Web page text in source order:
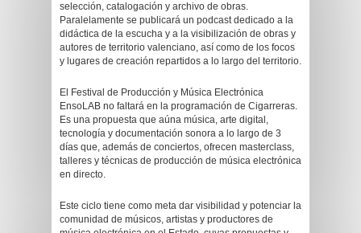
selección, catalogación y archivo de obras.
Paralelamente se publicará un podcast dedicado a la
didáctica de la escucha y a la visibilización de obras y
autores de territorio valenciano, así como de los focos
y lugares de creación repartidos a lo largo del territorio.
El Festival de Producción y Música Electrónica
EnsoLAB no faltará en la programación de Cigarreras.
Es una propuesta que aúna música, arte digital,
tecnología y documentación sonora a lo largo de 3
días que, además de conciertos, ofrecen masterclass,
talleres y técnicas de producción de música electrónica
en directo.
Este ciclo tiene como meta dar visibilidad y potenciar la
comunidad de músicos, artistas y productores de